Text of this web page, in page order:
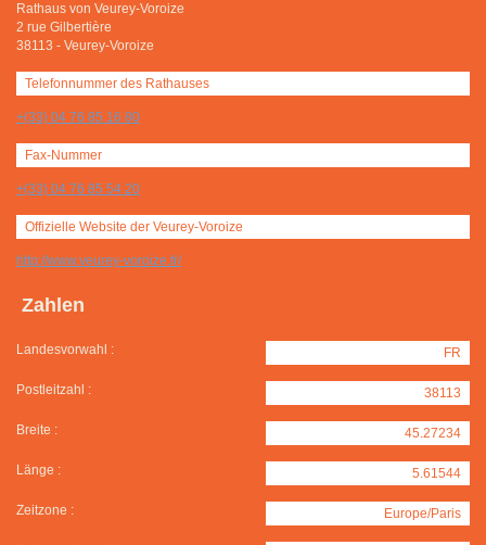
Rathaus von Veurey-Voroize
2 rue Gilbertière
38113 - Veurey-Voroize
Telefonnummer des Rathauses
+(33) 04 76 85 16 80
Fax-Nummer
+(33) 04 76 85 54 20
Offizielle Website der Veurey-Voroize
http://www.veurey-voroize.fr/
Zahlen
Landesvorwahl : FR
Postleitzahl : 38113
Breite : 45.27234
Länge : 5.61544
Zeitzone : Europe/Paris